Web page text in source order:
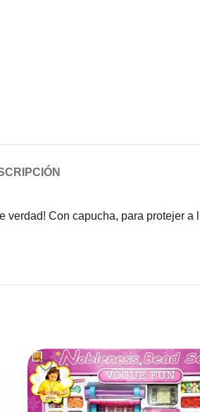
Con capucha, para protejer